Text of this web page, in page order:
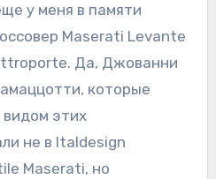
у меня в памяти
Maserati Levante
Да, Джованни
которые
этих
не в Italdesign
Maserati, но